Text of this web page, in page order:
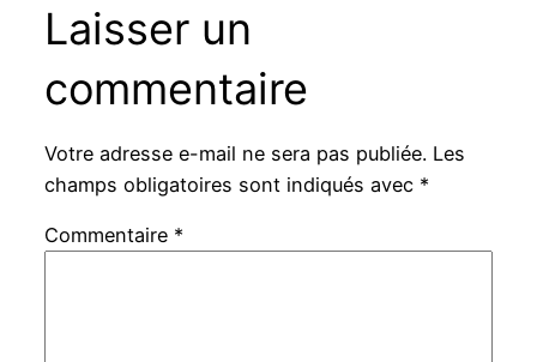
Laisser un
commentaire
Votre adresse e-mail ne sera pas publiée. Les
champs obligatoires sont indiqués avec *
Commentaire *